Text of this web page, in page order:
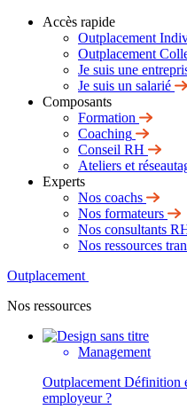
Accès rapide
Outplacement
Outplacement
Je suis une
Je suis un salarié
Composants
Formation
Coaching
Conseil RH
Ateliers et
Experts
Nos coachs
Nos formateurs
Nos consultants
Nos ressources
Outplacement
Nos ressources
Management
Outplacement Définition
employeur ?